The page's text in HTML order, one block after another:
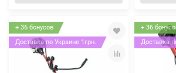
+ 36 бонусов
Доставка по Украине 1грн.
+ 36
Доставка